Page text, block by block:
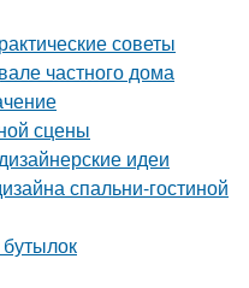
советы
частного дома
сцены
идеи
спальни-гостиной